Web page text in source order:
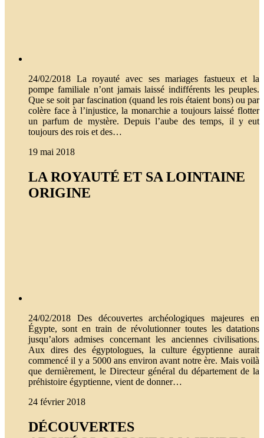
24/02/2018 La royauté avec ses mariages fastueux et la
pompe familiale n’ont jamais laissé indifférents les peuples.
Que se soit par fascination (quand les rois étaient bons) ou par
colère face à l’injustice, la monarchie a toujours laissé flotter
un parfum de mystère. Depuis l’aube des temps, il y eut
toujours des rois et des…
19 mai 2018
LA ROYAUTÉ ET SA LOINTAINE
ORIGINE
24/02/2018 Des découvertes archéologiques majeures en
Égypte, sont en train de révolutionner toutes les datations
jusqu’alors admises concernant les anciennes civilisations.
Aux dires des égyptologues, la culture égyptienne aurait
commencé il y a 5000 ans environ avant notre ère. Mais voilà
que dernièrement, le Directeur général du département de la
préhistoire égyptienne, vient de donner…
24 février 2018
DÉCOUVERTES